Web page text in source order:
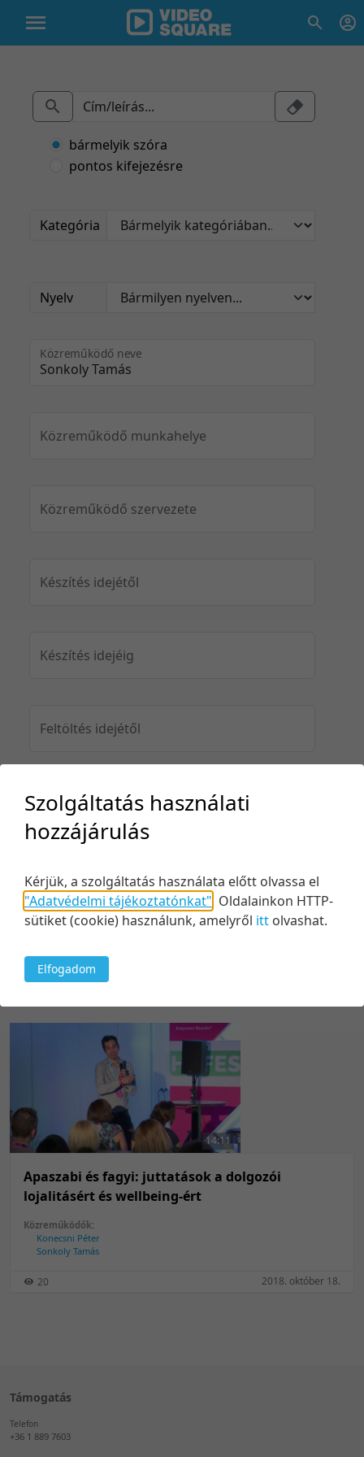
bármelyik szóra
pontos kifejezésre
Kategória
Nyelv
Közreműködő neve
Közreműködő munkahelye
Közreműködő szervezete
Készítés idejétől
Készítés idejéig
Feltöltés idejétől
Feltöltés idejéig
Keresés
Relevancia szerint
Kezdés/felvétel dátuma szerint
Kezdés/felvétel dátuma szerint
Feltöltés dátuma szerint
Feltöltés dátuma szerint
Utolsó módosítás szerint
Utolsó módosítás szerint
5 tétel/oldal
10 tétel/oldal
20 tétel/oldal
50 tétel/oldal
100 tétel/oldal
14:11
Apaszabi és fagyi: juttatások a dolgozói
lojalitásért és wellbeing-ért
Közreműködők:
Konecsni Péter
Sonkoly Tamás
20 2018. október 18.
Támogatás
Telefon
+36 1 889 7603
Szolgáltatás használati
hozzájárulás
Kérjük, a szolgáltatás használata előtt olvassa el
"Adatvédelmi tájékoztatónkat" Oldalainkon HTTP-
sütiket (cookie) használunk, amelyről itt olvashat.
Elfogadom